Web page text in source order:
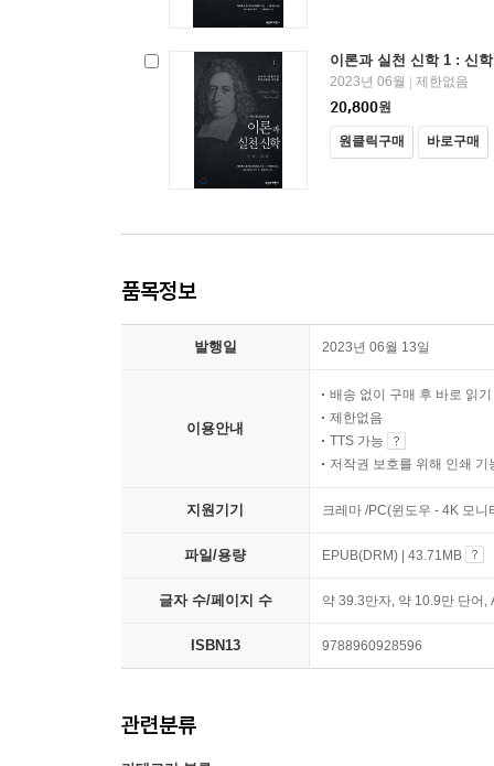
이론과 실천 신학 1 : 신
2023년 06월 | 제한없음
20,800원
원클릭구매 바로구매
품목정보
발행일 2023년 06월 13일
이용안내
배송 없이 구매 후 바로 읽기
제한없음
TTS 가능
저작권 보호를 위해 인쇄 기
지원기기 크레마 /PC(윈도우 - 4K 모
파일/용량 EPUB(DRM) | 43.71MB
글자 수/페이지 수 약 39.3만자, 약 10.9만 단어
ISBN13 9788960928596
관련분류